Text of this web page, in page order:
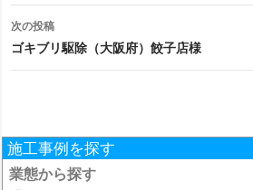
ナ
ビ
シ
ョ
次の投稿
ゴキブリ駆除（大阪府）餃子店様
施工事例を探す
業態から探す